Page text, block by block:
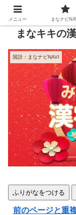
まなキキの
国語：まなナビNAVI
ふりがなをつける
前のページと重
メニュー まなナビ